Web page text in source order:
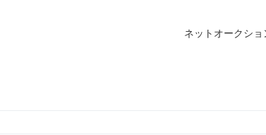
ネットオークショ